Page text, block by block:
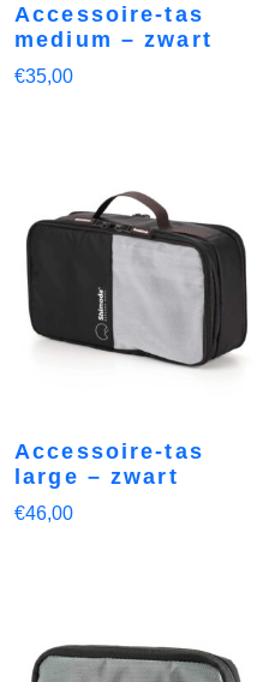
Accessoire-tas
medium – zwart
€35,00
Accessoire-tas
large – zwart
€46,00